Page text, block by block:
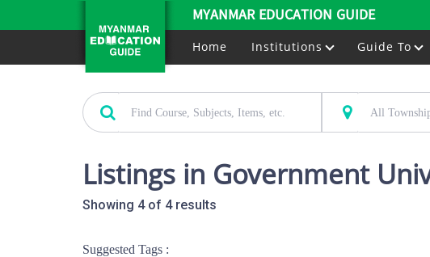
MYANMAR EDUCATION GUIDE
Home Institutions Guide To
Listings in Government
Showing 4 of 4 results
Suggested Tags :